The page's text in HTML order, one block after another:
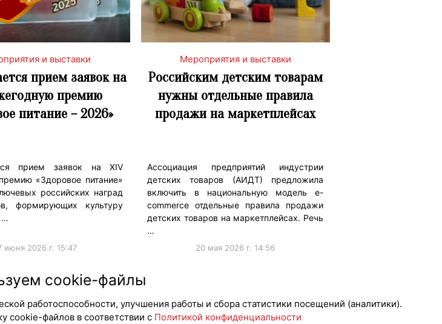
и выставки
прием заявок на
премию
питание – 2026»
прием заявок на XIV
«Здоровое питание»
российских наград
формирующих культуру
…
июня 2026 г. 15:47
Мероприятия и выставки
Российским детским товарам
нужны отдельные правила
продажи на маркетплейсах
Ассоциация предприятий индустрии
детских товаров (АИДТ) предложила
включить в национальную модель e-
commerce отдельные правила продажи
детских товаров на маркетплейсах. Речь
…
20 мая 2026 г. 14:56
cookie-файлы
работоспособности, улучшения работы и сбора статистики посещений (аналитики).
cookie-файлов в соответствии с Политикой конфиденциальности